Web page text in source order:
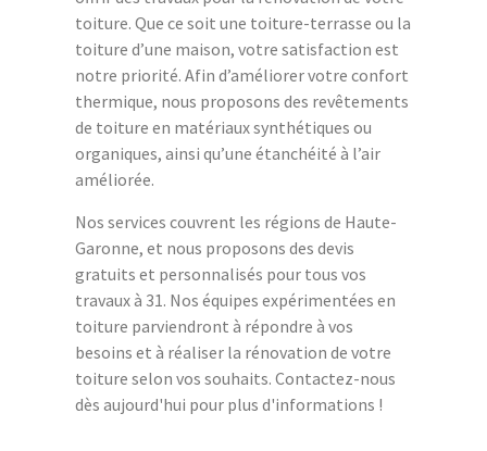
toiture. Que ce soit une toiture-terrasse ou la
toiture d’une maison, votre satisfaction est
notre priorité. Afin d’améliorer votre confort
thermique, nous proposons des revêtements
de toiture en matériaux synthétiques ou
organiques, ainsi qu’une étanchéité à l’air
améliorée.
Nos services couvrent les régions de Haute-
Garonne, et nous proposons des devis
gratuits et personnalisés pour tous vos
travaux à 31. Nos équipes expérimentées en
toiture parviendront à répondre à vos
besoins et à réaliser la rénovation de votre
toiture selon vos souhaits. Contactez-nous
dès aujourd'hui pour plus d'informations !